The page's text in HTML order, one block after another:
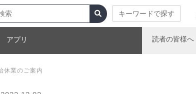
キーワードで探す
アプリ 読者の皆様へ
休業のご案内